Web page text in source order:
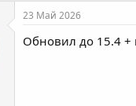
23 Май 2026
Обновил до 15.4